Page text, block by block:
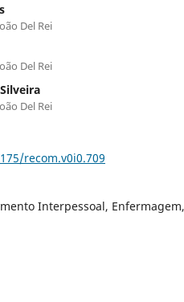
Del Rei
Del Rei
Del Rei
recom.v0i0.709
Interpessoal,